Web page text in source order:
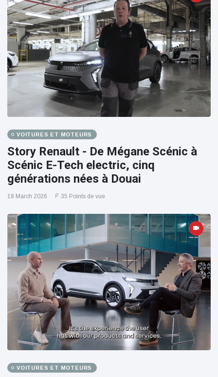
VOITURES ET MOTEURS
Story Renault - De Mégane Scénic à
Scénic E-Tech electric, cinq
générations nées à Douai
18 March 2026 35 Points de vue
VOITURES ET MOTEURS